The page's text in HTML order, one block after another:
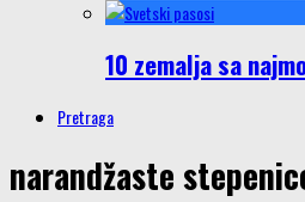
10 zemalja sa
Pretraga
narandžaste